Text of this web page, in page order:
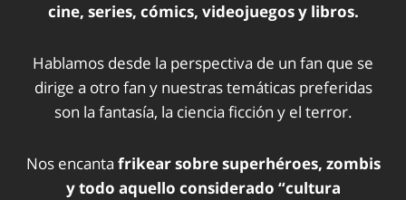
cine, series, cómics, videojuegos y libros.
Hablamos desde la perspectiva de un fan que se
dirige a otro fan y nuestras temáticas preferidas
son la fantasía, la ciencia ficción y el terror.
Nos encanta frikear sobre superhéroes, zombis
y todo aquello considerado “cultura